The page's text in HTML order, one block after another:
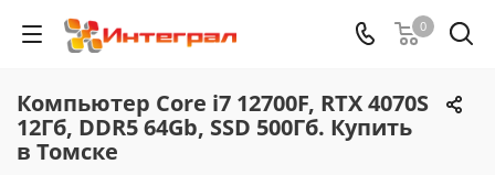
0
Компьютер Core i7 12700F, RTX 4070S
12Гб, DDR5 64Gb, SSD 500Гб. Купить
в Томске